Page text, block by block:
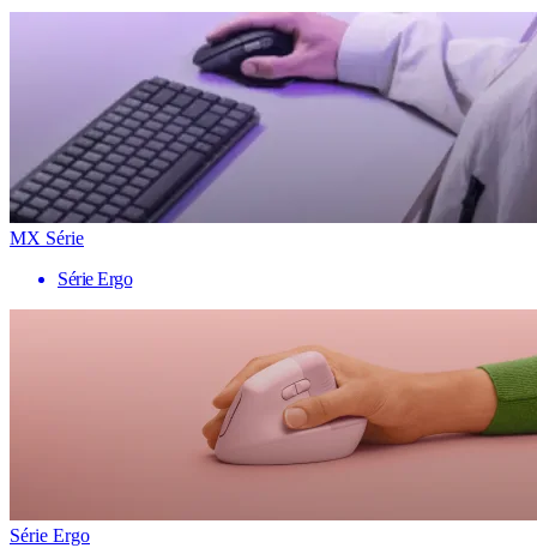
MX Série
Série Ergo
Série Ergo